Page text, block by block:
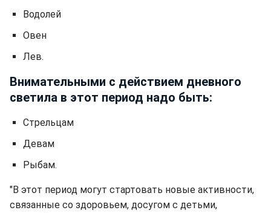
Водолей
Овен
Лев.
Внимательными с действием дневного
светила в этот период надо быть:
Стрельцам
Девам
Рыбам.
"В этот период могут стартовать новые активности,
связанные со здоровьем, досугом с детьми,